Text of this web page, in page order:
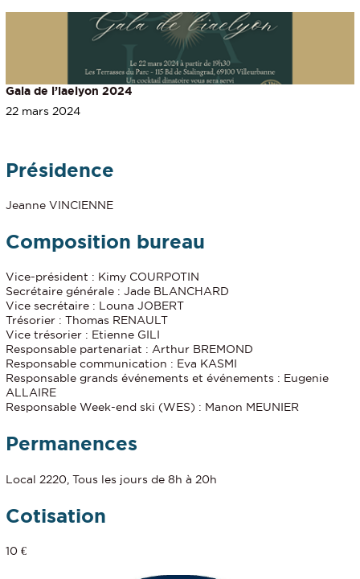
Gala de l’iaelyon 2024
22 mars 2024
Présidence
Jeanne VINCIENNE
Composition bureau
Vice-président : Kimy COURPOTIN
Secrétaire générale : Jade BLANCHARD
Vice secrétaire : Louna JOBERT
Trésorier : Thomas RENAULT
Vice trésorier : Etienne GILI
Responsable partenariat : Arthur BREMOND
Responsable communication : Eva KASMI
Responsable grands événements et événements : Eugenie
ALLAIRE
Responsable Week-end ski (WES) : Manon MEUNIER
Permanences
Local 2220, Tous les jours de 8h à 20h
Cotisation
10 €